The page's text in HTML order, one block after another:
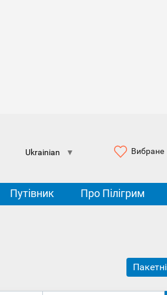
Ukrainian ▼ Вибране
Путівник Про Пілігрим
Пакетні